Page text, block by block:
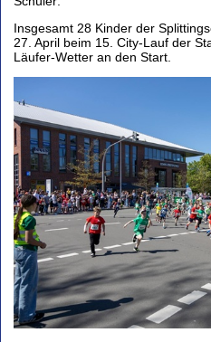
Insgesamt 28 Kinder der
27. April beim 15. City-Lauf der
Läufer-Wetter an den Start.